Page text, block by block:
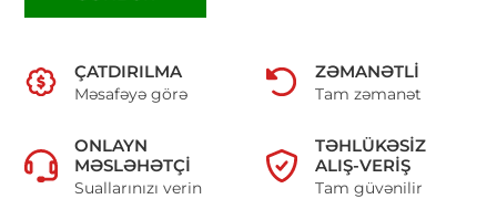
ÇATDIRILMA
Məsafəyə görə
ZƏMANƏTLI
Tam zəmanət
ONLAYN
MƏSLƏHƏTÇI
Suallarınızı verin
TƏHLÜKƏSIZ
ALIŞ-VERIŞ
Tam güvənilir